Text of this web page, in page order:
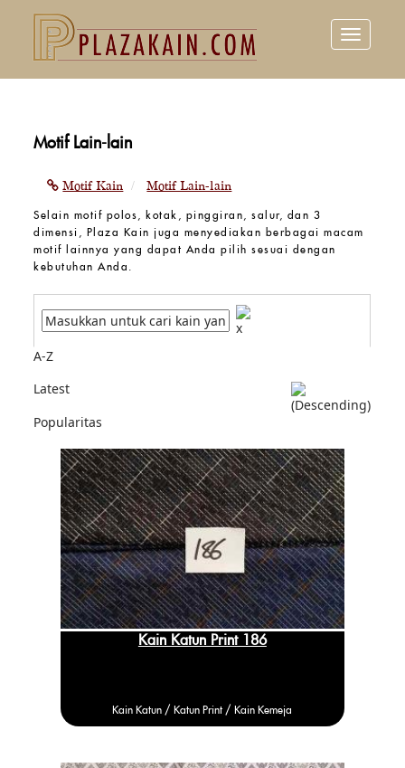
Toggle
navigation
Motif Lain-lain
Motif Kain Motif Lain-lain
Selain motif polos, kotak, pinggiran, salur, dan 3
dimensi, Plaza Kain juga menyediakan berbagai macam
motif lainnya yang dapat Anda pilih sesuai dengan
kebutuhan Anda.
A-Z
Latest
Popularitas
Kain Katun Print 186
Kain Katun / Katun Print / Kain Kemeja